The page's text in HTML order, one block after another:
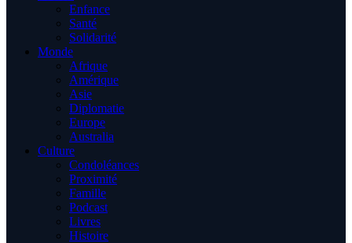
Enfance
Santé
Solidarité
Monde
Afrique
Amérique
Asie
Diplomatie
Europe
Australia
Culture
Condoléances
Proximité
Famille
Podcast
Livres
Histoire